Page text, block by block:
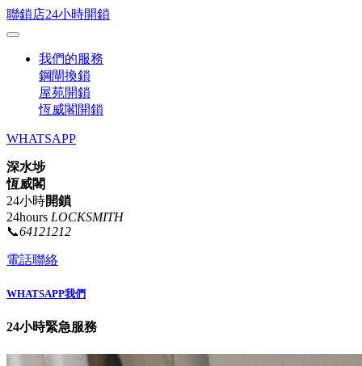
聯鎖店24小時開鎖
我們的服務
鋼閘換鎖
屋苑開鎖
恆威閣開鎖
WHATSAPP
深水埗
恆威閣
24小時開鎖
24hours LOCKSMITH
📞64121212
電話聯絡
WHATSAPP我們
24小時緊急服務